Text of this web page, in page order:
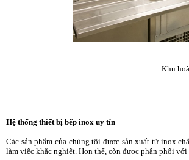
Khu
Hệ thống thiết bị bếp inox uy tín
Các sản phẩm của chúng tôi được sản xuất từ inox
làm việc khắc nghiệt. Hơn thế, còn được phân phối